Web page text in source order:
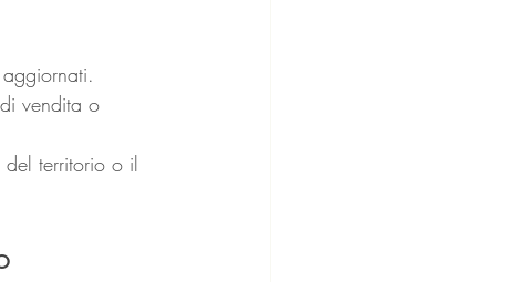
vendita o
territorio o il